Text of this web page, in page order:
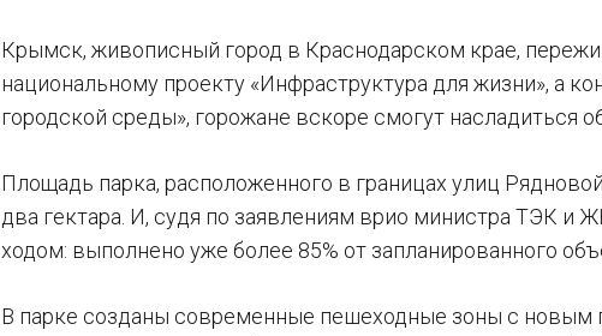
Крымск, живописный город в Краснодарском крае,
национальному проекту «Инфраструктура для жизни», а
городской среды», горожане вскоре смогут насладиться
Площадь парка, расположенного в границах улиц
два гектара. И, судя по заявлениям врио министра ТЭК
ходом: выполнено уже более 85% от запланированного
В парке созданы современные пешеходные зоны с